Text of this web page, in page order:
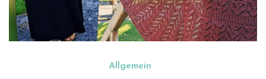
Allgemein